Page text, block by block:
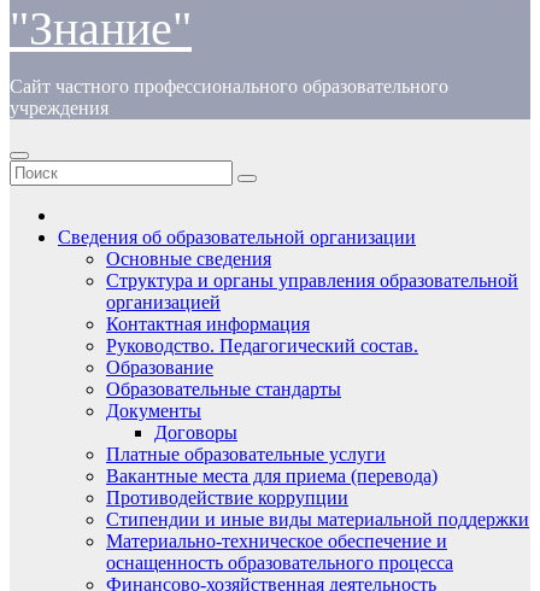
"Знание"
Сайт частного профессионального образовательного
учреждения
Сведения об образовательной организации
Основные сведения
Структура и органы управления образовательной
организацией
Контактная информация
Руководство. Педагогический состав.
Образование
Образовательные стандарты
Документы
Договоры
Платные образовательные услуги
Вакантные места для приема (перевода)
Противодействие коррупции
Стипендии и иные виды материальной поддержки
Материально-техническое обеспечение и
оснащенность образовательного процесса
Финансово-хозяйственная деятельность